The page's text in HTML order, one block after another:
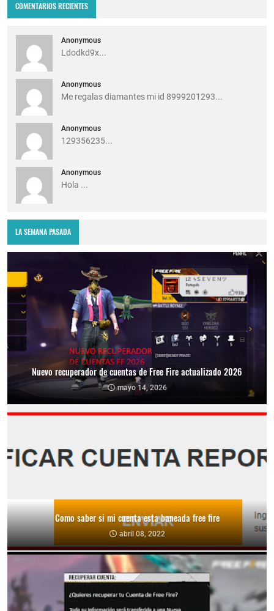
COMENTARIOS RECIENTES
Anonymous
Ldodkd9x...
Anonymous
Me regalas diamantes mi id 8999201293...
Anonymous
129356235...
Anonymous
Hola ...
LA SEMANA PASADA
Nuevo recuperador de cuentas de Free Fire actualizado 2026
mayo 14, 2026
Como saber si mi cuenta esta baneada free fire
abril 08, 2022